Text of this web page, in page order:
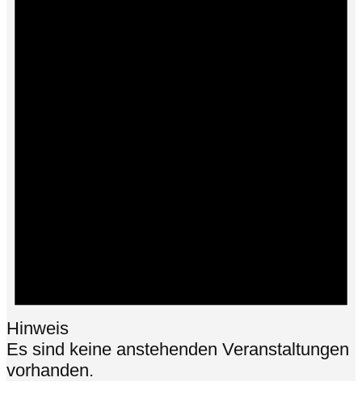
Hinweis
Es sind keine anstehenden Veranstaltungen
vorhanden.